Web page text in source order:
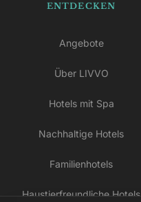
ENTDECKEN
Angebote
Über LIVVO
Hotels mit Spa
Nachhaltige Hotels
Familienhotels
Haustierfreundliche Hotels